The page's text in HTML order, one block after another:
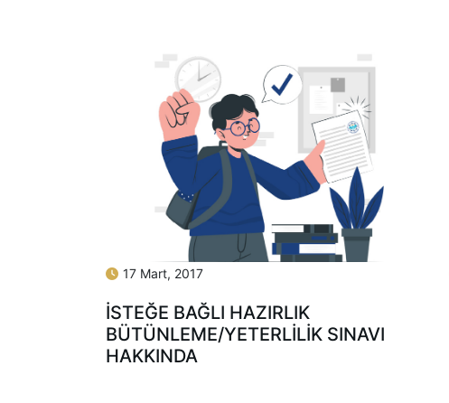
17 Mart, 2017
İSTEĞE BAĞLI HAZIRLIK
BÜTÜNLEME/YETERLILIK SINAVI
HAKKINDA